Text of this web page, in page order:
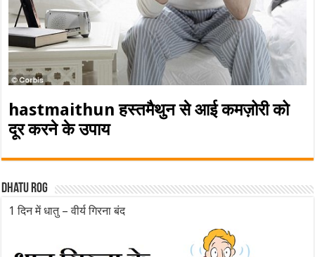
hastmaithun हस्तमैथुन से आई कमज़ोरी को
दूर करने के उपाय
Dhatu rog
1 दिन में धातु – वीर्य गिरना बंद